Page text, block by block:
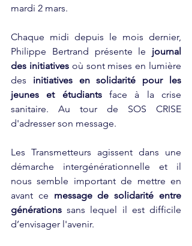
mardi 2 mars.
Chaque midi depuis le mois dernier,
Philippe Bertrand présente le journal
des initiatives où sont mises en lumière
des initiatives en solidarité pour les
jeunes et étudiants face à la crise
sanitaire. Au tour de SOS CRISE
d'adresser son message.
Les Transmetteurs agissent dans une
démarche intergénérationnelle et il
nous semble important de mettre en
avant ce message de solidarité entre
générations sans lequel il est difficile
d’envisager l'avenir.